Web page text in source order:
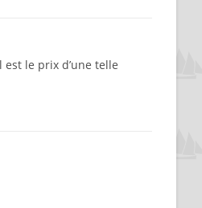
le prix d’une telle